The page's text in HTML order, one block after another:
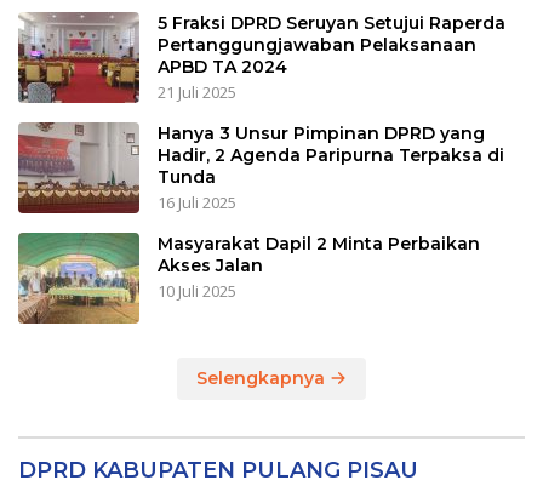
5 Fraksi DPRD Seruyan Setujui Raperda
Pertanggungjawaban Pelaksanaan
APBD TA 2024
21 Juli 2025
Hanya 3 Unsur Pimpinan DPRD yang
Hadir, 2 Agenda Paripurna Terpaksa di
Tunda
16 Juli 2025
Masyarakat Dapil 2 Minta Perbaikan
Akses Jalan
10 Juli 2025
Selengkapnya
DPRD KABUPATEN PULANG PISAU